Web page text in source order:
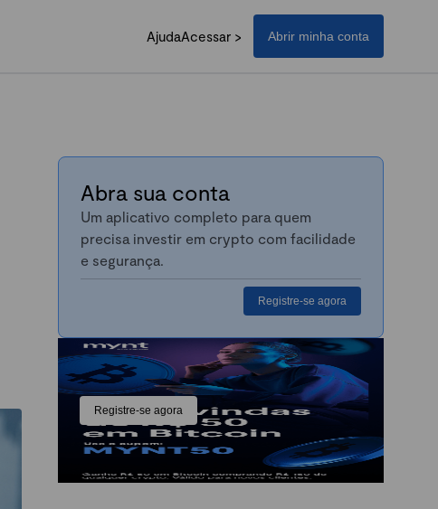
AjudaAcessar > Abrir minha conta
Abra sua conta
Um aplicativo completo para quem
precisa investir em crypto com facilidade
e segurança.
Registre-se agora
Registre-se agora